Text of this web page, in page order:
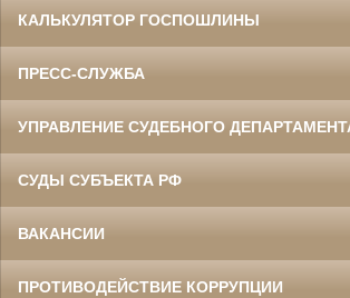
КАЛЬКУЛЯТОР ГОСПОШЛИНЫ
ПРЕСС-СЛУЖБА
УПРАВЛЕНИЕ СУДЕБНОГО
СУДЫ СУБЪЕКТА РФ
ВАКАНСИИ
ПРОТИВОДЕЙСТВИЕ КОРРУПЦИИ